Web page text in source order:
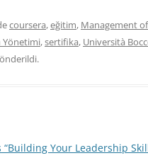
coursera,eğitim, Management
Yönetimi,sertifika, Università
“Building Your Leadership